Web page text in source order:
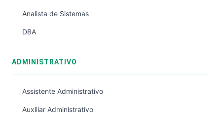
Analista de Sistemas
DBA
ADMINISTRATIVO
Assistente Administrativo
Auxiliar Administrativo